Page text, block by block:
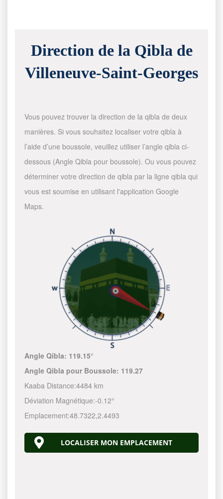
Direction de la Qibla de
Villeneuve-Saint-Georges
Vous pouvez trouver la direction de la qibla de deux
manières. Si vous souhaitez localiser votre qibla à
l’aide d’une boussole, veuillez utiliser l’angle qibla ci-
dessous (Angle Qibla pour boussole). Ou vous pouvez
déterminer votre direction de qibla par la ligne qibla qui
vous est soumise en utilisant l'application Google
Maps.
Angle Qibla: 119.15°
Angle Qibla pour Boussole: 119.27
Kaaba Distance:4484 km
Déviation Magnétique:-0.12°
Emplacement:48.7322,2.4493
LOCALISER MON EMPLACEMENT